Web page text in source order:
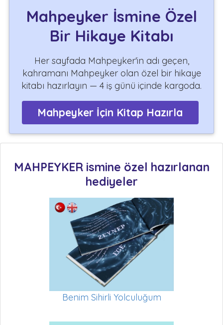
Mahpeyker İsmine Özel
Bir Hikaye Kitabı
Her sayfada Mahpeyker'in adı geçen,
kahramanı Mahpeyker olan özel bir hikaye
kitabı hazırlayın — 4 iş günü içinde kargoda.
Mahpeyker İçin Kitap Hazırla
MAHPEYKER ismine özel hazırlanan
hediyeler
Benim Sihirli Yolculuğum